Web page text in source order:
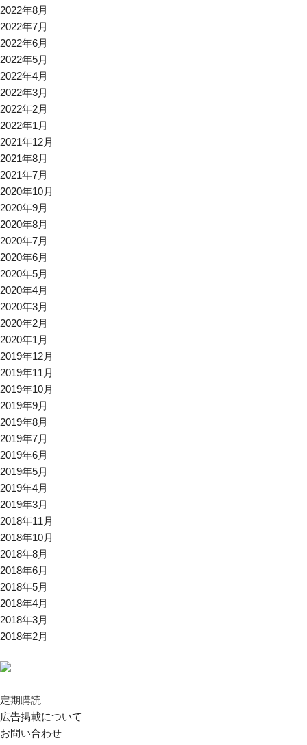
2022年8月
2022年7月
2022年6月
2022年5月
2022年4月
2022年3月
2022年2月
2022年1月
2021年12月
2021年8月
2021年7月
2020年10月
2020年9月
2020年8月
2020年7月
2020年6月
2020年5月
2020年4月
2020年3月
2020年2月
2020年1月
2019年12月
2019年11月
2019年10月
2019年9月
2019年8月
2019年7月
2019年6月
2019年5月
2019年4月
2019年3月
2018年11月
2018年10月
2018年8月
2018年6月
2018年5月
2018年4月
2018年3月
2018年2月
定期購読
広告掲載について
お問い合わせ